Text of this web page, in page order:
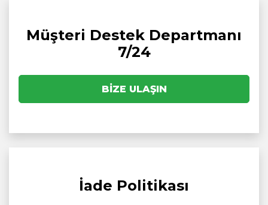
Müşteri Destek Departmanı
7/24
BIZE ULAŞIN
İade Politikası